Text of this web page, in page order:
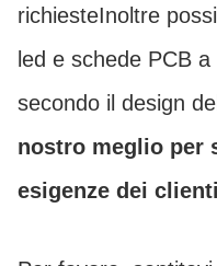
richiesteInoltre
led e schede PCB
secondo il design
nostro meglio per
esigenze dei